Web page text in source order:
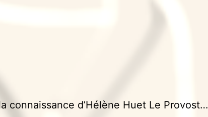
connaissance d’Hélène Huet Le Provost…